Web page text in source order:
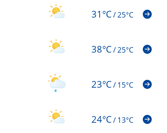
31°C/25°C
38°C/25°C
23°C/15°C
24°C/13°C